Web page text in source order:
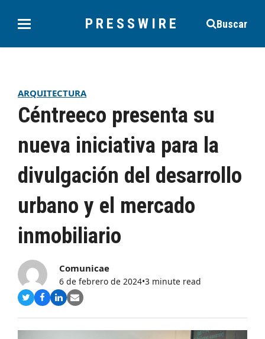
PRESSWIRE Buscar
ARQUITECTURA
Céntreeco presenta su
nueva iniciativa para la
divulgación del desarrollo
urbano y el mercado
inmobiliario
Comunicae
6 de febrero de 2024•3 minute read
Compartir
Twitter
Compartir
Facebook
Compartir
LinkedIn
Share
Email